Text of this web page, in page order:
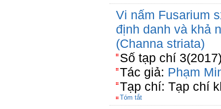
Vi nấm Fusarium
định danh và khả
(Channa striata)
Số tạp chí
Tác giả: Phạm
Tạp chí: Tạp chí
Tóm tắt